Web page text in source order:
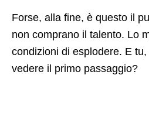
Forse, alla fine, è questo il
non comprano il talento. Lo
condizioni di esplodere. E
vedere il primo passaggio?